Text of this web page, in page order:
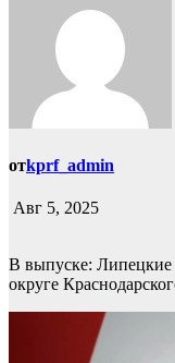
отkprf_admin
Авг 5, 2025
В выпуске: Липецкие
округе